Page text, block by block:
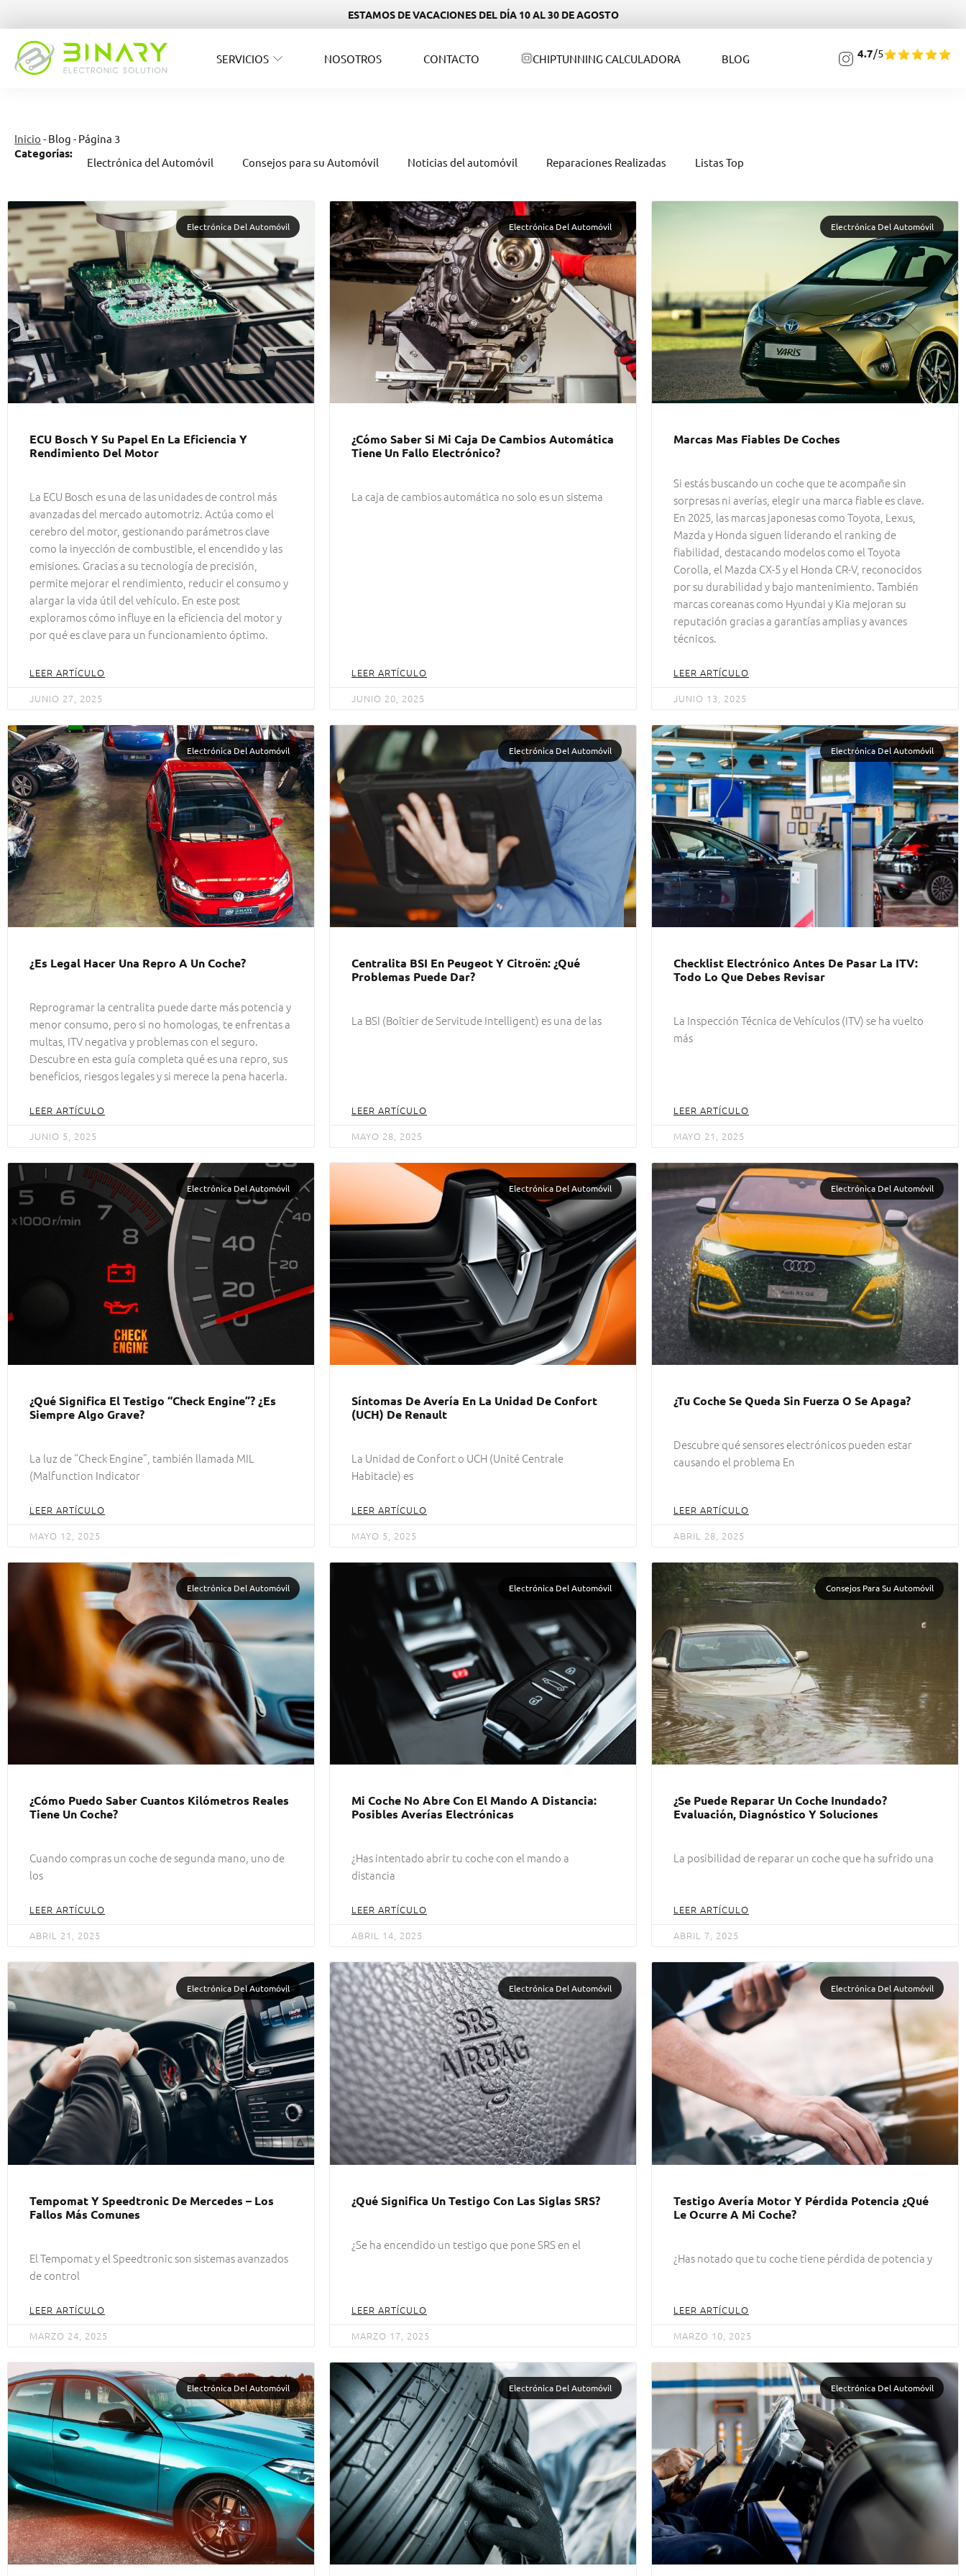
ESTAMOS DE VACACIONES DEL DÍA 10 AL 30 DE AGOSTO
SERVICIOS NOSOTROS CONTACTO CHIPTUNNING CALCULADORA BLOG 4.7/5
Inicio - Blog - Página 3
Categorías:
Electrónica del Automóvil Consejos para su Automóvil Noticias del automóvil Reparaciones Realizadas Listas Top
Electrónica Del Automóvil
ECU Bosch Y Su Papel En La Eficiencia Y
Rendimiento Del Motor
La ECU Bosch es una de las unidades de control más
avanzadas del mercado automotriz. Actúa como el
cerebro del motor, gestionando parámetros clave
como la inyección de combustible, el encendido y las
emisiones. Gracias a su tecnología de precisión,
permite mejorar el rendimiento, reducir el consumo y
alargar la vida útil del vehículo. En este post
exploramos cómo influye en la eficiencia del motor y
por qué es clave para un funcionamiento óptimo.
LEER ARTÍCULO
JUNIO 27, 2025
Electrónica Del Automóvil
¿Cómo Saber Si Mi Caja De Cambios Automática
Tiene Un Fallo Electrónico?
La caja de cambios automática no solo es un sistema
LEER ARTÍCULO
JUNIO 20, 2025
Electrónica Del Automóvil
Marcas Mas Fiables De Coches
Si estás buscando un coche que te acompañe sin
sorpresas ni averías, elegir una marca fiable es clave.
En 2025, las marcas japonesas como Toyota, Lexus,
Mazda y Honda siguen liderando el ranking de
fiabilidad, destacando modelos como el Toyota
Corolla, el Mazda CX-5 y el Honda CR-V, reconocidos
por su durabilidad y bajo mantenimiento. También
marcas coreanas como Hyundai y Kia mejoran su
reputación gracias a garantías amplias y avances
técnicos.
LEER ARTÍCULO
JUNIO 13, 2025
Electrónica Del Automóvil
¿Es Legal Hacer Una Repro A Un Coche?
Reprogramar la centralita puede darte más potencia y
menor consumo, pero si no homologas, te enfrentas a
multas, ITV negativa y problemas con el seguro.
Descubre en esta guía completa qué es una repro, sus
beneficios, riesgos legales y si merece la pena hacerla.
LEER ARTÍCULO
JUNIO 5, 2025
Electrónica Del Automóvil
Centralita BSI En Peugeot Y Citroën: ¿Qué
Problemas Puede Dar?
La BSI (Boîtier de Servitude Intelligent) es una de las
LEER ARTÍCULO
MAYO 28, 2025
Electrónica Del Automóvil
Checklist Electrónico Antes De Pasar La ITV:
Todo Lo Que Debes Revisar
La Inspección Técnica de Vehículos (ITV) se ha vuelto
más
LEER ARTÍCULO
MAYO 21, 2025
Electrónica Del Automóvil
¿Qué Significa El Testigo “Check Engine”? ¿Es
Siempre Algo Grave?
La luz de “Check Engine”, también llamada MIL
(Malfunction Indicator
LEER ARTÍCULO
MAYO 12, 2025
Electrónica Del Automóvil
Síntomas De Avería En La Unidad De Confort
(UCH) De Renault
La Unidad de Confort o UCH (Unité Centrale
Habitacle) es
LEER ARTÍCULO
MAYO 5, 2025
Electrónica Del Automóvil
¿Tu Coche Se Queda Sin Fuerza O Se Apaga?
Descubre qué sensores electrónicos pueden estar
causando el problema En
LEER ARTÍCULO
ABRIL 28, 2025
Electrónica Del Automóvil
¿Cómo Puedo Saber Cuantos Kilómetros Reales
Tiene Un Coche?
Cuando compras un coche de segunda mano, uno de
los
LEER ARTÍCULO
ABRIL 21, 2025
Electrónica Del Automóvil
Mi Coche No Abre Con El Mando A Distancia:
Posibles Averías Electrónicas
¿Has intentado abrir tu coche con el mando a
distancia
LEER ARTÍCULO
ABRIL 14, 2025
Consejos Para Su Automóvil
¿Se Puede Reparar Un Coche Inundado?
Evaluación, Diagnóstico Y Soluciones
La posibilidad de reparar un coche que ha sufrido una
LEER ARTÍCULO
ABRIL 7, 2025
Electrónica Del Automóvil
Tempomat Y Speedtronic De Mercedes – Los
Fallos Más Comunes
El Tempomat y el Speedtronic son sistemas avanzados
de control
LEER ARTÍCULO
MARZO 24, 2025
Electrónica Del Automóvil
¿Qué Significa Un Testigo Con Las Siglas SRS?
¿Se ha encendido un testigo que pone SRS en el
LEER ARTÍCULO
MARZO 17, 2025
Electrónica Del Automóvil
Testigo Avería Motor Y Pérdida Potencia ¿Qué
Le Ocurre A Mi Coche?
¿Has notado que tu coche tiene pérdida de potencia y
LEER ARTÍCULO
MARZO 10, 2025
Electrónica Del Automóvil Electrónica Del Automóvil Electrónica Del Automóvil